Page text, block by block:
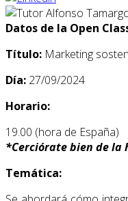
Datos de la Open
Título: Marketing
Día: 27/09/2024
Horario:
19.00 (hora de España)
*Cerciórate bien de la
Temática: